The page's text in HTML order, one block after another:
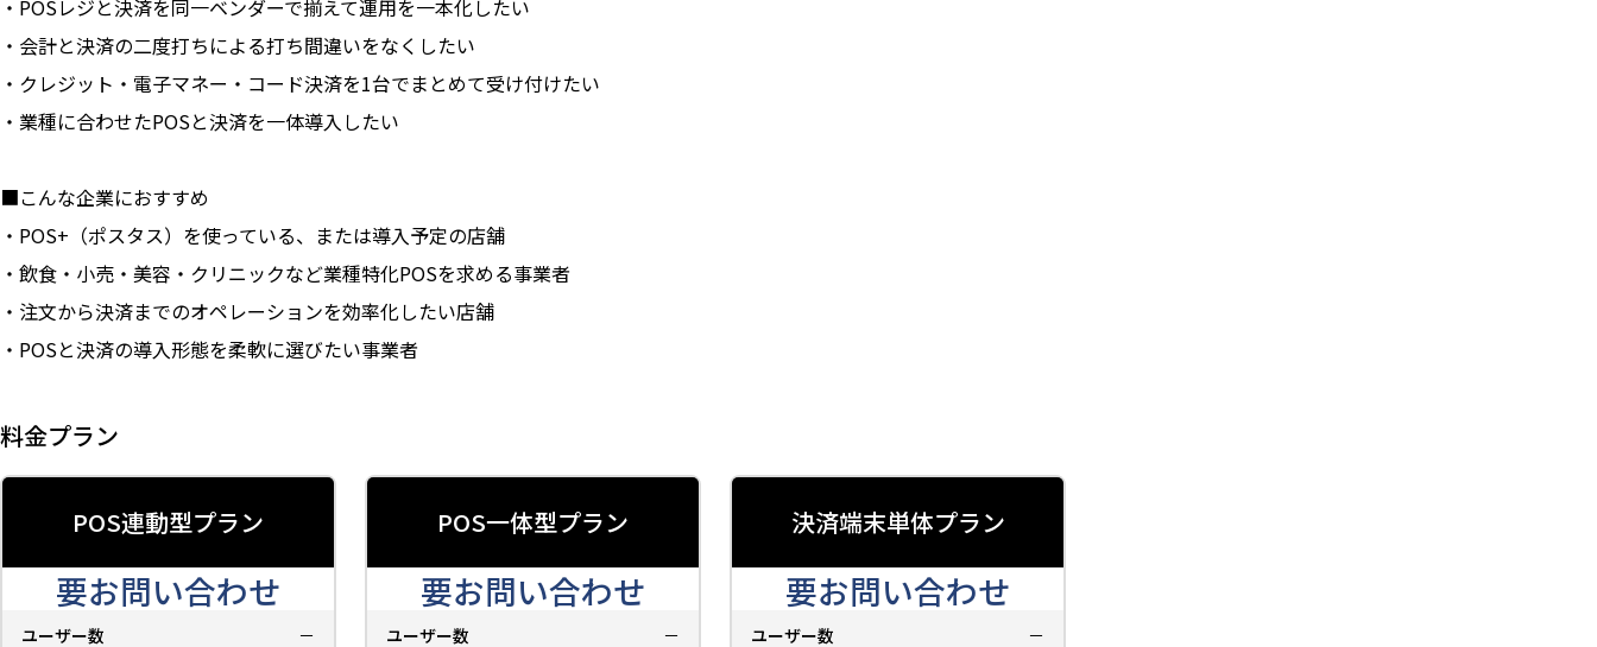
・POSレジと決済を同一ベンダーで揃えて運用を一本化したい
・会計と決済の二度打ちによる打ち間違いをなくしたい
・クレジット・電子マネー・コード決済を1台でまとめて受け付けたい
・業種に合わせたPOSと決済を一体導入したい
■こんな企業におすすめ
・POS+（ポスタス）を使っている、または導入予定の店舗
・飲食・小売・美容・クリニックなど業種特化POSを求める事業者
・注文から決済までのオペレーションを効率化したい店舗
・POSと決済の導入形態を柔軟に選びたい事業者
料金プラン
POS連動型プラン
要お問い合わせ
ユーザー数
－
POS一体型プラン
要お問い合わせ
ユーザー数
－
決済端末単体プラン
要お問い合わせ
ユーザー数
－